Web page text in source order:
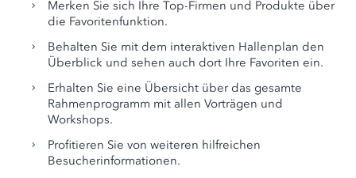
Merken Sie sich Ihre Top-Firmen und Produkte über
die Favoritenfunktion.
Behalten Sie mit dem interaktiven Hallenplan den
Überblick und sehen auch dort Ihre Favoriten ein.
Erhalten Sie eine Übersicht über das gesamte
Rahmenprogramm mit allen Vorträgen und
Workshops.
Profitieren Sie von weiteren hilfreichen
Besucherinformationen.